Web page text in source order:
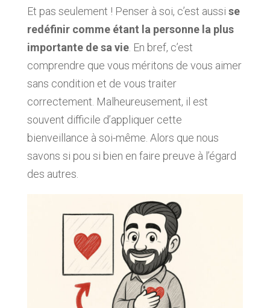
Et pas seulement ! Penser à soi, c’est aussi se
redéfinir comme étant la personne la plus
importante de sa vie. En bref, c’est
comprendre que vous méritons de vous aimer
sans condition et de vous traiter
correctement. Malheureusement, il est
souvent difficile d’appliquer cette
bienveillance à soi-même. Alors que nous
savons si pou si bien en faire preuve à l’égard
des autres.